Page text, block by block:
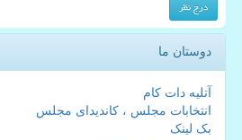
دوستان ما
آتلیه دات کام
انتخابات مجلس ، کاندیدای مجلس
بک لینک